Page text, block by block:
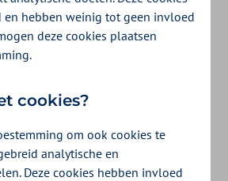
de kleppen in de ader niet meer
stroomt er bloed terug. Spataderen
pijn doen.
van:
hebben weinig tot geen invloed
deze cookies plaatsen
cookies?
om ook cookies te
analytische en
Deze cookies hebben invloed